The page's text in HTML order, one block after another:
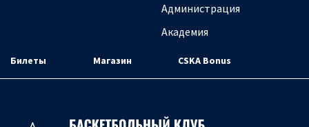
Администрация
Академия
Билеты Магазин CSKA Bonus